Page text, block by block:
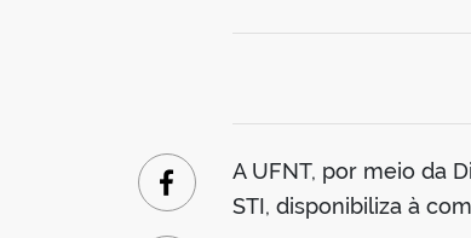
A UFNT, por meio da
STI, disponibiliza à
Facebook